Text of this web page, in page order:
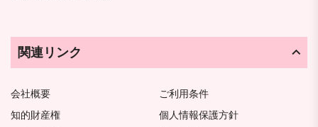
関連リンク
会社概要
ご利用条件
知的財産権
個人情報保護方針